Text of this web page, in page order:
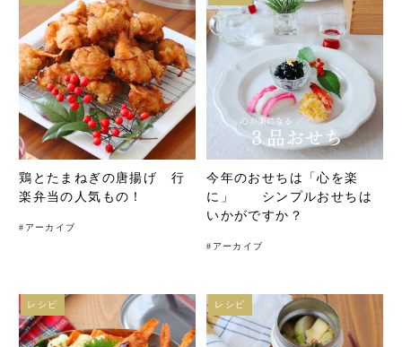
鶏とたまねぎの唐揚げ 行
楽弁当の人気もの！
# アーカイブ
今年のおせちは「心を楽
に」 シンプルおせちは
いかがですか？
# アーカイブ
レシピ レシピ